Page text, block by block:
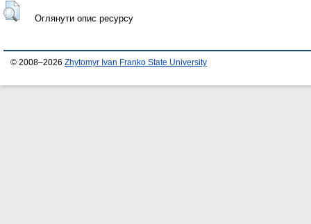
Оглянути опис ресурсу
© 2008–2026 Zhytomyr Ivan Franko State University